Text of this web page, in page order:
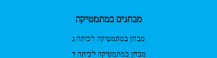
מבחנים במתמטיקה
מבחן במתמטיקה לכיתה ג
מבחן במתמטיקה לכיתה ד